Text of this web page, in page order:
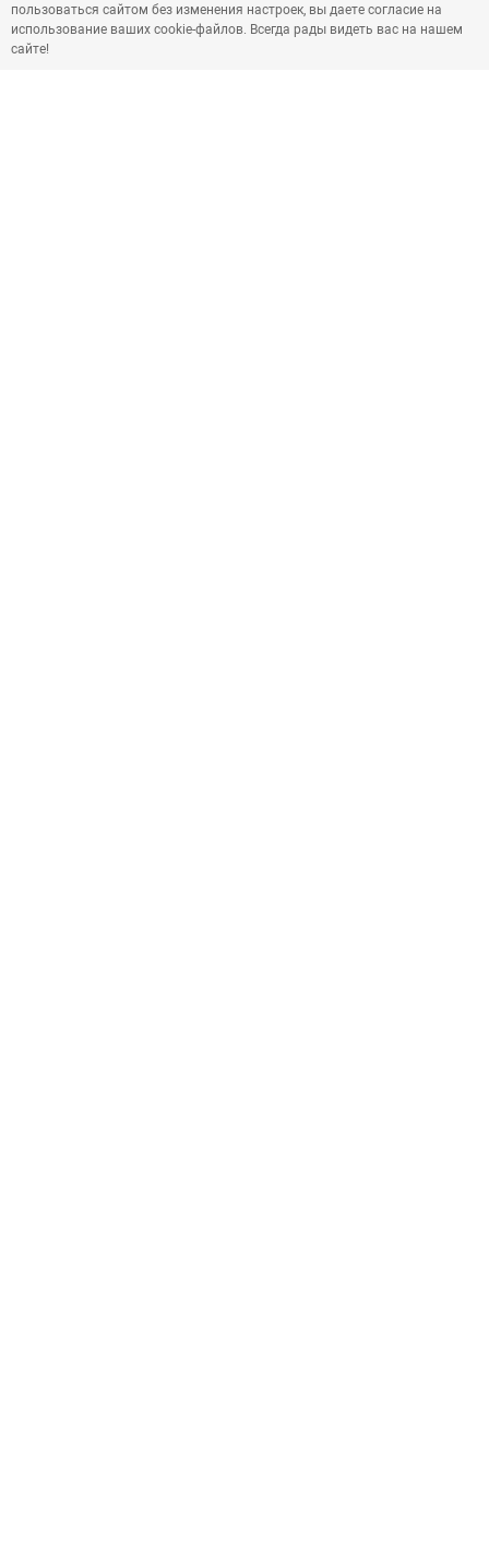
пользоваться сайтом без изменения настроек, вы даете согласие на
использование ваших cookie-файлов. Всегда рады видеть вас на нашем
сайте!